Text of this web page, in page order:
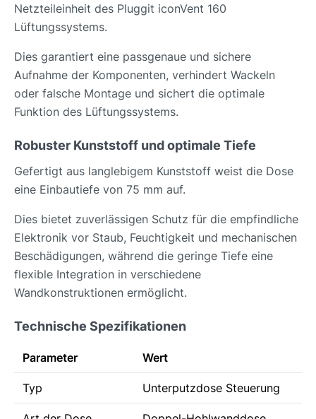
Netzteileinheit des Pluggit iconVent 160
Lüftungssystems.
Dies garantiert eine passgenaue und sichere
Aufnahme der Komponenten, verhindert Wackeln
oder falsche Montage und sichert die optimale
Funktion des Lüftungssystems.
Robuster Kunststoff und optimale Tiefe
Gefertigt aus langlebigem Kunststoff weist die Dose
eine Einbautiefe von 75 mm auf.
Dies bietet zuverlässigen Schutz für die empfindliche
Elektronik vor Staub, Feuchtigkeit und mechanischen
Beschädigungen, während die geringe Tiefe eine
flexible Integration in verschiedene
Wandkonstruktionen ermöglicht.
Technische Spezifikationen
Parameter Wert
Typ Unterputzdose Steuerung